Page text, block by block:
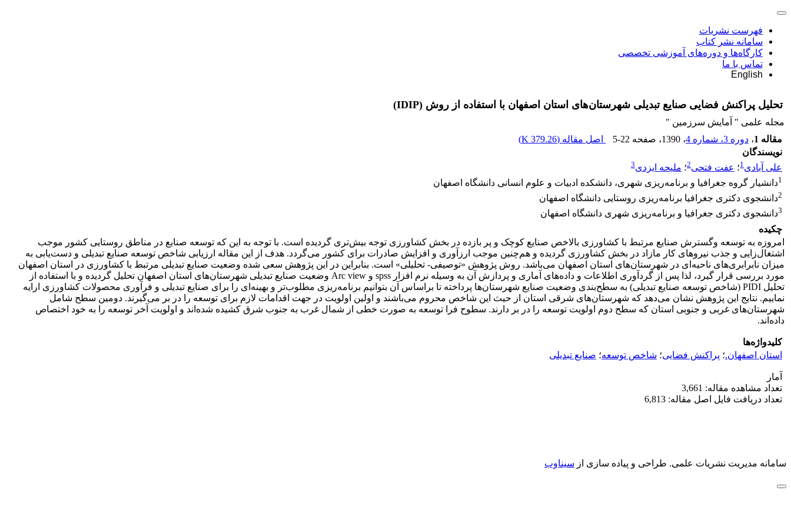
فهرست نشریات
سامانه نشر کتاب
کارگاه‌ها و دوره‌های آموزشی تخصصی
تماس با ما
English
تحلیل پراکنش فضایی صنایع تبدیلی شهرستان‌های استان اصفهان با استفاده از روش (IDIP)
مجله علمی " آمایش سرزمین "
مقاله 1
، دوره 3، شماره 4 ، 1390 ، صفحه 5-22 اصل مقاله (379.26 K
)
نویسندگان
علی آبادی1؛ عفت فتحی2؛ ملیحه ایزدی3
1دانشیار گروه جغرافیا و برنامه‌ریزی شهری، دانشکده ادبیات و علوم انسانی دانشگاه اصفهان
2دانشجوی دکتری جغرافیا برنامه‌ریزی روستایی دانشگاه اصفهان
3دانشجوی دکتری جغرافیا و برنامه‌ریزی شهری دانشگاه اصفهان
چکیده
امروزه به توسعه وگسترش صنایع مرتبط با کشاورزی بالاخص صنایع کوچک و پر بازده در بخش کشاورزی توجه بیش‌تری گردیده است. با توجه به این که توسعه صنایع در مناطق روستایی کشور موجب
اشتغال‌زایی و جذب نیروهای کار مازاد در بخش کشاورزی گردیده و هم‌چنین موجب ارزآوری و افزایش صادرات برای کشور می‌گردد. هدف از این مقاله ارزیابی شاخص توسعه صنایع تبدیلی و دست‌یابی به
میزان نابرابری‌های ناحیه‌ای در شهرستان‌های استان اصفهان می‌باشد. روش پژوهش «توصیفی- تحلیلی» است. بنابراین در این پژوهش سعی شده وضعیت صنایع تبدیلی مرتبط با کشاورزی در استان اصفهان
مورد بررسی قرار گیرد، لذا پس از گردآوری اطلاعات و داده‌های آماری و پردازش آن به وسیله نرم افزار spss و Arc view وضعیت صنایع تبدیلی شهرستان‌های استان اصفهان تحلیل گردیده و با استفاده از
تحلیل PIDI (شاخص توسعه صنایع تبدیلی) به سطح‌بندی وضعیت صنایع شهرستان‌ها پرداخته تا براساس آن بتوانیم برنامه‌ریزی مطلوب‌تر و بهینه‌ای را برای صنایع تبدیلی و فرآوری محصولات کشاورزی ارایه
نماییم. نتایج این پژوهش نشان می‌دهد که شهرستان‌های شرقی استان از حیث این شاخص محروم می‌باشند و اولین اولویت در جهت اقدامات لازم برای توسعه را در بر می‌گیرند. دومین سطح شامل
شهرستان‌های غربی و جنوبی استان که سطح دوم اولویت توسعه را در بر دارند. سطوح فرا توسعه به صورت خطی از شمال غرب به جنوب شرق کشیده شده‌اند و اولویت آخر توسعه را به خود اختصاص
داده‌اند.
کلیدواژه‌ها
استان اصفهان.؛ پراکنش فضایی؛ شاخص توسعه؛ صنایع تبدیلی
آمار
تعداد مشاهده مقاله: 3,661
تعداد دریافت فایل اصل مقاله: 6,813
سامانه مدیریت نشریات علمی. طراحی و پیاده سازی از سیناوب